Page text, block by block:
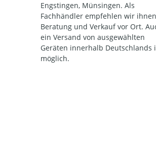
Engstingen, Münsingen. Als
Fachhändler empfehlen wir
Beratung und Verkauf vor Ort.
ein Versand von ausgewählten
Geräten innerhalb Deutschlands
möglich.